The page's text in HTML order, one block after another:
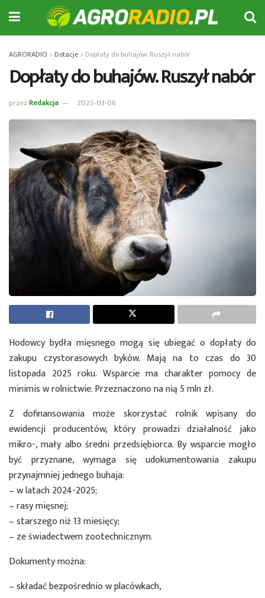
AGRORADIO >Dotacje > Dopłaty do buhajów. Ruszył nabór
Dopłaty do buhajów. Ruszył nabór
przezRedakcja 2025-03-06
Hodowcy bydła mięsnego mogą się ubiegać o dopłaty do
zakupu czystorasowych byków. Mają na to czas do 30
listopada 2025 roku. Wsparcie ma charakter pomocy de
minimis w rolnictwie. Przeznaczono na nią 5 mln zł.
Z dofinansowania może skorzystać rolnik wpisany do
ewidencji producentów, który prowadzi działalność jako
mikro-, mały albo średni przedsiębiorca. By wsparcie mogło
być przyznane, wymaga się udokumentowania zakupu
przynajmniej jednego buhaja:
– w latach 2024-2025;
– rasy mięsnej;
– starszego niż 13 miesięcy;
– ze świadectwem zootechnicznym.
Dokumenty można:
– składać bezpośrednio w placówkach,